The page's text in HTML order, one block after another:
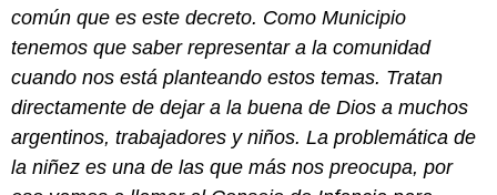
común que es este decreto. Como Municipio
tenemos que saber representar a la comunidad
cuando nos está planteando estos temas. Tratan
directamente de dejar a la buena de Dios a muchos
argentinos, trabajadores y niños. La problemática de
la niñez es una de las que más nos preocupa, por